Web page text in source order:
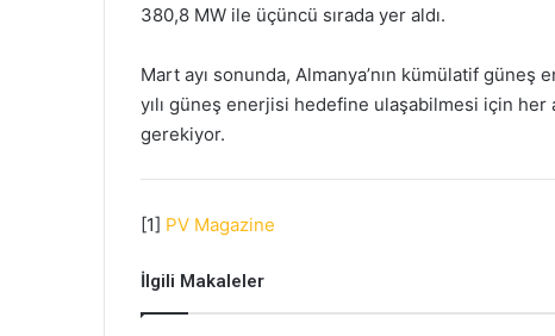
380,8 MW ile üçüncü sırada yer aldı.
Mart ayı sonunda, Almanya’nın kümülatif
yılı güneş enerjisi hedefine ulaşabilmesi için
gerekiyor.
[1] PV Magazine
İlgili Makaleler